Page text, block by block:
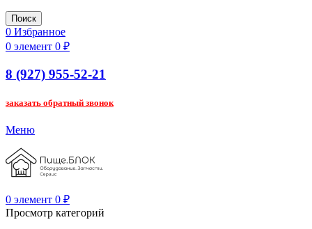
Поиск
0 Избранное
0 элемент 0 ₽
8 (927) 955-52-21
заказать обратный звонок
Меню
0 элемент 0 ₽
Просмотр категорий